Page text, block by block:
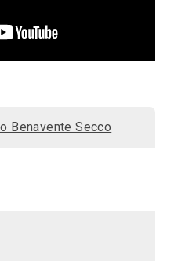
Benavente Secco